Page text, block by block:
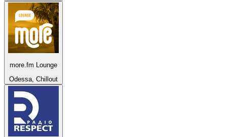
more.fm Lounge
Odessa, Chillout